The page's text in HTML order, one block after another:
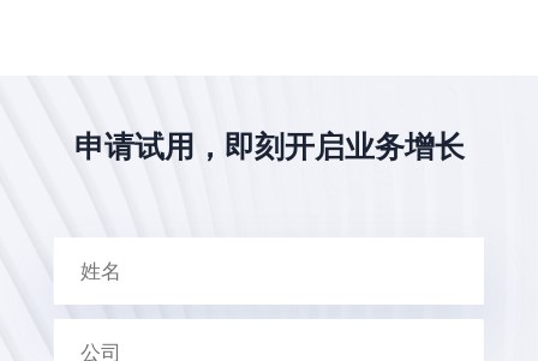
申请试用，即刻开启业务增长